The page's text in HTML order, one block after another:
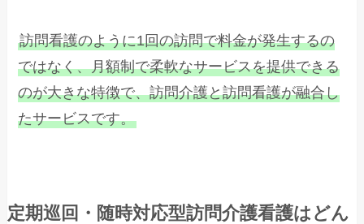
訪問看護のように1回の訪問で料金が発生するの
ではなく、月額制で柔軟なサービスを提供できる
のが大きな特徴で、訪問介護と訪問看護が融合し
たサービスです。
定期巡回・随時対応型訪問介護看護はどん